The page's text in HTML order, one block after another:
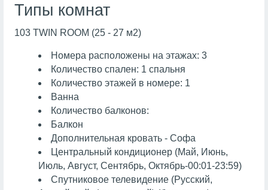
Типы комнат
103 TWIN ROOM (25 - 27 м2)
Номера расположены на этажах: 3
Количество спален: 1 спальня
Количество этажей в номере: 1
Ванна
Количество балконов:
Балкон
Дополнительная кровать - Софа
Центральный кондиционер (Май, Июнь,
Июль, Август, Сентябрь, Октябрь-00:01-23:59)
Спутниковое телевидение (Русский,